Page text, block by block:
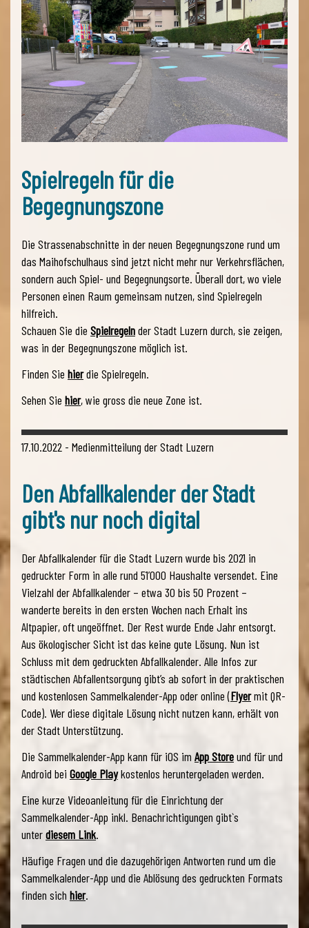
Spielregeln für die
Begegnungszone
Die Strassenabschnitte in der neuen Begegnungszone rund um
das Maihofschulhaus sind jetzt nicht mehr nur Verkehrsflächen,
sondern auch Spiel- und Begegnungsorte. Überall dort, wo viele
Personen einen Raum gemeinsam nutzen, sind Spielregeln
hilfreich.
Schauen Sie die Spielregelnder Stadt Luzern durch, sie zeigen,
was in der Begegnungszone möglich ist.
Finden Sie hierdie Spielregeln.
Sehen Sie hier, wie gross die neue Zone ist.
17.10.2022 - Medienmitteilung der Stadt Luzern
Den Abfallkalender der Stadt
gibt's nur noch digital
Der Abfallkalender für die Stadt Luzern wurde bis 2021 in
gedruckter Form in alle rund 51’000 Haushalte versendet. Eine
Vielzahl der Abfallkalender – etwa 30 bis 50 Prozent –
wanderte bereits in den ersten Wochen nach Erhalt ins
Altpapier, oft ungeöffnet. Der Rest wurde Ende Jahr entsorgt.
Aus ökologischer Sicht ist das keine gute Lösung. Nun ist
Schluss mit dem gedruckten Abfallkalender. Alle Infos zur
städtischen Abfallentsorgung gibt’s ab sofort in der praktischen
und kostenlosen Sammelkalender-App oder online (Flyermit QR-
Code). Wer diese digitale Lösung nicht nutzen kann, erhält von
der Stadt Unterstützung.
Die Sammelkalender-App kann für iOS im App Storeund für und
Android bei Google Playkostenlos heruntergeladen werden.
Eine kurze Videoanleitung für die Einrichtung der
Sammelkalender-App inkl. Benachrichtigungen gibt`s
unterdiesem Link.
Häufige Fragen und die dazugehörigen Antworten rund um die
Sammelkalender-App und die Ablösung des gedruckten Formats
finden sich hier.